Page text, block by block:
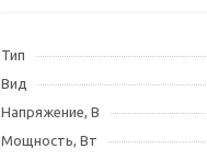
Тип
Вид
Напряжение, В
Мощность, Вт